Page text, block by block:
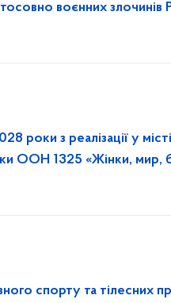
воєнних злочинів
роки з реалізації у
ООН 1325 «Жінки, мир,
спорту та тілесних